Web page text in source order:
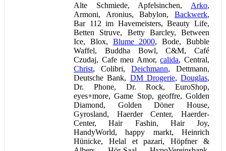
Alte Schmiede, Apfelsinchen, Arko,
Armoni, Aronius, Babylon, Backwerk,
Bar 112 im Havemeisters, Beauty Life,
Betten Struve, Betty Barcley, Between
Ice, Blox, Blume 2000, Bode, Bubble
Waffel, Buddha Bowl, C&M, Café
Czudaj, Cafe meu Amor,calida, Central,
Christ, Colibri, Deichmann, Dettmann,
Deutsche Bank, DM Drogerie, Douglas,
Dr. Phone, Dr. Rock, EuroShop,
eyes+more, Game Stop, geoffre, Golden
Diamond, Golden Döner House,
Gyrosland, Haerder Center, Haerder-
Center, Hair Fashin, Hair Joy,
HandyWorld, happy markt, Heinrich
Hünicke, Helal et pazari, Höpfner &